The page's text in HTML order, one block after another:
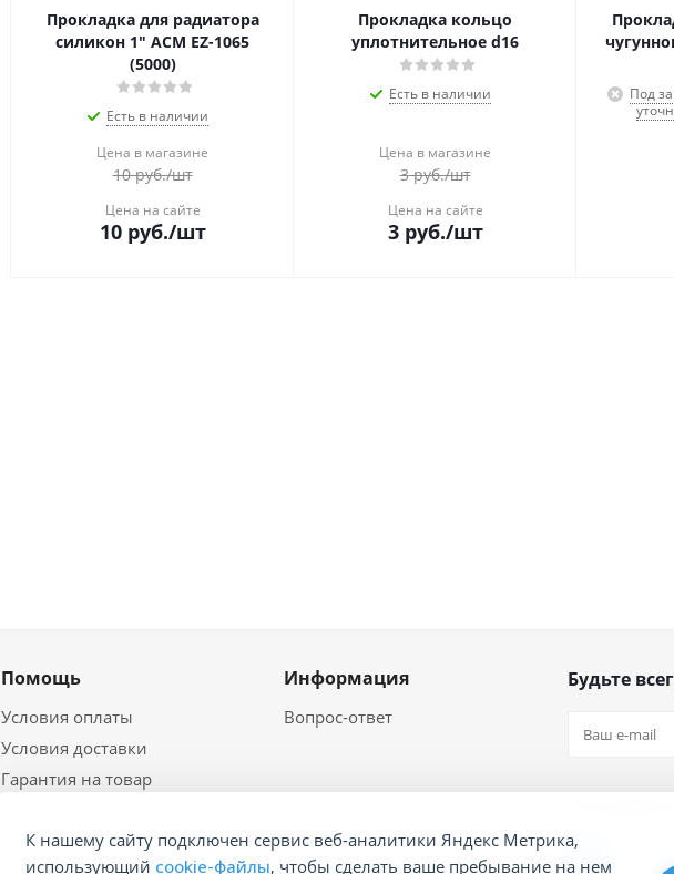
Прокладка для радиатора
силикон 1" АСМ EZ-1065
(5000)
Есть в наличии
Цена в магазине
10руб./шт
Цена на сайте
10руб./шт
Прокладка кольцо
уплотнительное d16
Есть в наличии
Цена в магазине
3руб./шт
Цена на сайте
3руб./шт
Под
Помощь
Условия оплаты
Условия доставки
Гарантия на товар
конфидециальности
Документы
Информация
Вопрос-ответ
Будьте
К нашему сайту подключен сервис веб-аналитики Яндекс Метрика,
использующий cookie-файлы, чтобы сделать ваше пребывание на нем